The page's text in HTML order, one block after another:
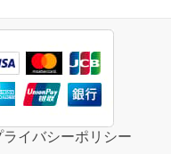
ライバシーポリシー